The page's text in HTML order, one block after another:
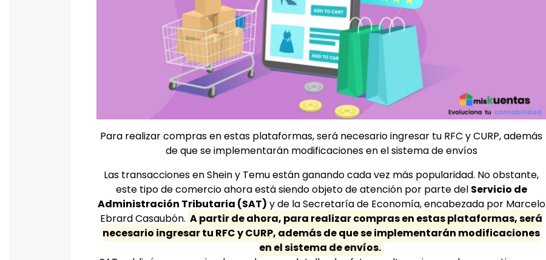
Para realizar compras en estas plataformas, será necesario ingresar tu RFC y CURP, además
de que se implementarán modificaciones en el sistema de envíos
Las transacciones en Shein y Temu están ganando cada vez más popularidad. No obstante,
este tipo de comercio ahora está siendo objeto de atención por parte del Servicio de
Administración Tributaria (SAT) y de la Secretaría de Economía, encabezada por Marcelo
Ebrard Casaubón. A partir de ahora, para realizar compras en estas plataformas, será
necesario ingresar tu RFC y CURP, además de que se implementarán modificaciones
en el sistema de envíos.